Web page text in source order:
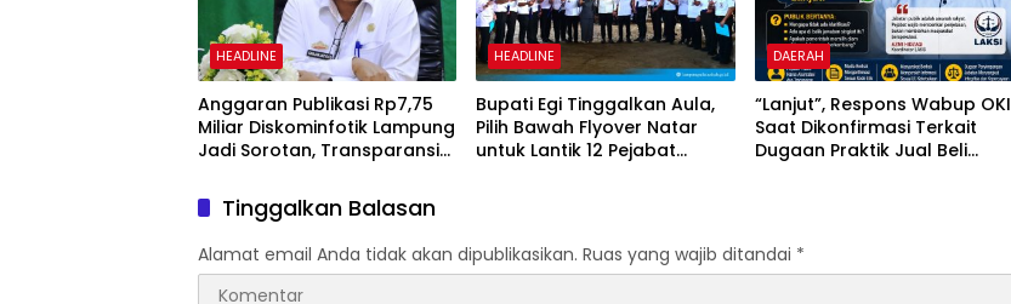
HEADLINE
Anggaran Publikasi Rp7,75
Miliar Diskominfotik Lampung
Jadi Sorotan, Transparansi
Dipertanyakan
HEADLINE
Bupati Egi Tinggalkan Aula,
Pilih Bawah Flyover Natar
untuk Lantik 12 Pejabat
DAERAH
“Lanjut”, Respons Wabup OKI
Saat Dikonfirmasi Terkait
Dugaan Praktik Jual Beli
Tinggalkan Balasan
Alamat email Anda tidak akan dipublikasikan. Ruas yang wajib ditandai *